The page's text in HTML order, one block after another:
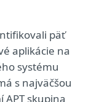
päť
aplikácie na
systému
s najväčšou
skupina